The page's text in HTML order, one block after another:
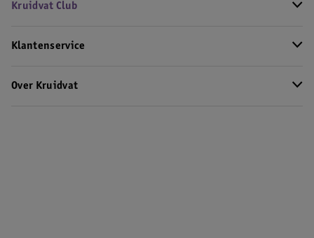
Kruidvat Club
Klantenservice
Over Kruidvat